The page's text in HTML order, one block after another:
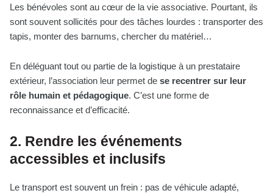
Les bénévoles sont au cœur de la vie associative. Pourtant, ils
sont souvent sollicités pour des tâches lourdes : transporter des
tapis, monter des barnums, chercher du matériel…
En déléguant tout ou partie de la logistique à un prestataire
extérieur, l’association leur permet de se recentrer sur leur
rôle humain et pédagogique. C’est une forme de
reconnaissance et d’efficacité.
2. Rendre les événements
accessibles et inclusifs
Le transport est souvent un frein : pas de véhicule adapté,